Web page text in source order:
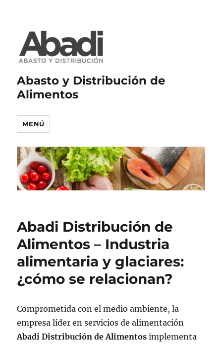
Abasto y Distribución de
Alimentos
MENÚ
Abadi Distribución de
Alimentos – Industria
alimentaria y glaciares:
¿cómo se relacionan?
Comprometida con el medio ambiente, la
empresa líder en servicios de alimentación
Abadi Distribución de Alimentos implementa